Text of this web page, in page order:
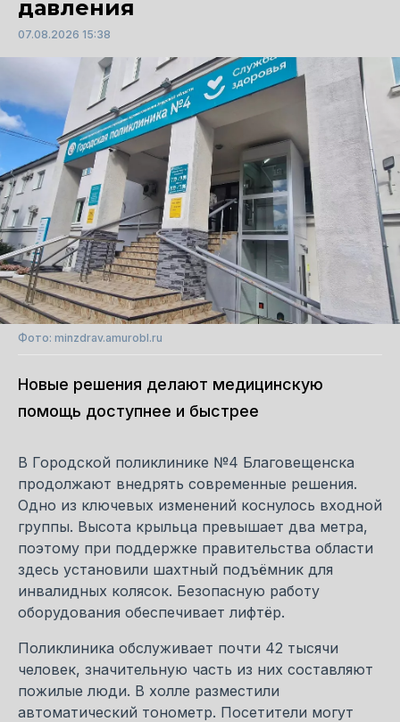
давления
07.08.2026 15:38
Фото: minzdrav.amurobl.ru
Новые решения делают медицинскую
помощь доступнее и быстрее
В Городской поликлинике №4 Благовещенска
продолжают внедрять современные решения.
Одно из ключевых изменений коснулось входной
группы. Высота крыльца превышает два метра,
поэтому при поддержке правительства области
здесь установили шахтный подъёмник для
инвалидных колясок. Безопасную работу
оборудования обеспечивает лифтёр.
Поликлиника обслуживает почти 42 тысячи
человек, значительную часть из них составляют
пожилые люди. В холле разместили
автоматический тонометр. Посетители могут